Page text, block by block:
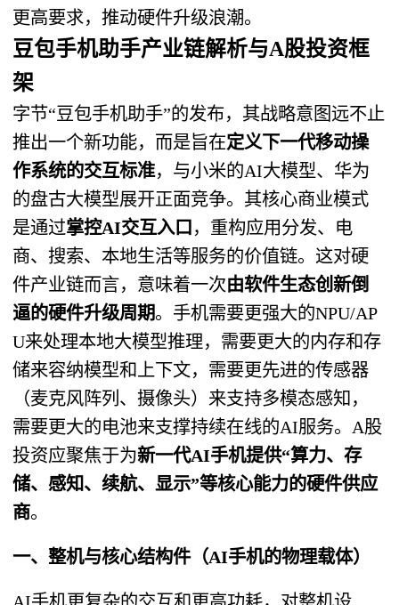
更高要求，推动硬件升级浪潮。
豆包手机助手产业链解析与A股投资框
架
字节“豆包手机助手”的发布，其战略意图远不止
推出一个新功能，而是旨在定义下一代移动操
作系统的交互标准，与小米的AI大模型、华为
的盘古大模型展开正面竞争。其核心商业模式
是通过掌控AI交互入口 ，重构应用分发、电
商、搜索、本地生活等服务的价值链。这对硬
件产业链而言，意味着一次由软件生态创新倒
逼的硬件升级周期。手机需要更强大的NPU/AP
U来处理本地大模型推理，需要更大的内存和存
储来容纳模型和上下文，需要更先进的传感器
（麦克风阵列、摄像头）来支持多模态感知，
需要更大的电池来支撑持续在线的AI服务。A股
投资应聚焦于为新一代AI手机提供“算力、存
储、感知、续航、显示”等核心能力的硬件供应
商。
一、整机与核心结构件（AI手机的物理载体）